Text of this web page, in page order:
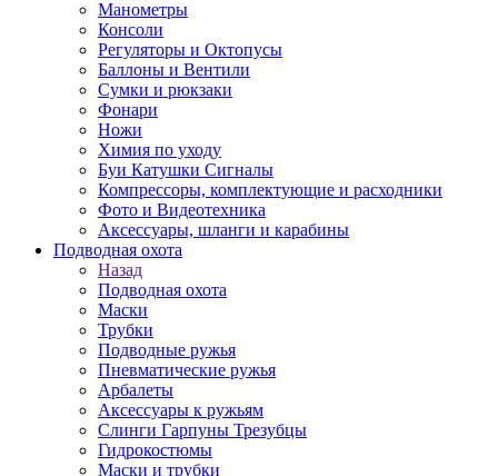
Манометры
Консоли
Регуляторы и Октопусы
Баллоны и Вентили
Сумки и рюкзаки
Фонари
Ножи
Химия по уходу
Буи Катушки Сигналы
Компрессоры, комплектующие и расходники
Фото и Видеотехника
Аксессуары, шланги и карабины
Подводная охота
Назад
Подводная охота
Маски
Трубки
Подводные ружья
Пневматические ружья
Арбалеты
Аксессуары к ружьям
Слинги Гарпуны Трезубцы
Гидрокостюмы
Маски и трубки